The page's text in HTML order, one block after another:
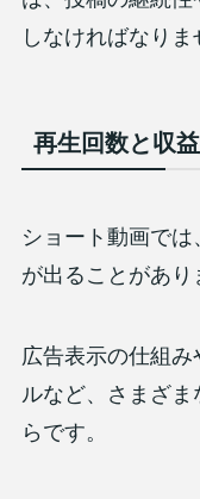
しなければなりま
再生回数と収
ショート動画で
が出ることがあり
広告表示の仕組
ルなど、さまざ
らです。